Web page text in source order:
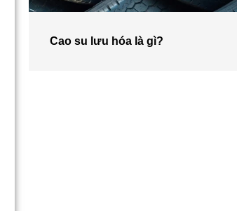
Cao su lưu hóa là gì?